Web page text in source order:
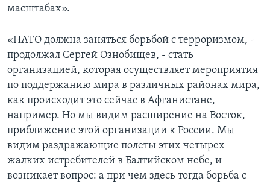
масштабах».
«НАТО должна заняться борьбой с терроризмом, -
продолжал Сергей Ознобищев, - стать
организацией, которая осуществляет мероприятия
по поддержанию мира в различных районах мира,
как происходит это сейчас в Афганистане,
например. Но мы видим расширение на Восток,
приближение этой организации к России. Мы
видим раздражающие полеты этих четырех
жалких истребителей в Балтийском небе, и
возникает вопрос: а при чем здесь тогда борьба с